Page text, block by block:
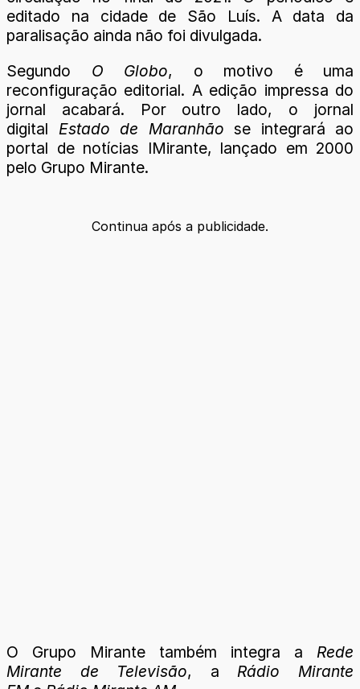
editado na cidade de São Luís. A data da
paralisação ainda não foi divulgada.
Segundo O Globo, o motivo é uma
reconfiguração editorial. A edição impressa do
jornal acabará. Por outro lado, o jornal
digital Estado de Maranhão se integrará ao
portal de notícias IMirante, lançado em 2000
pelo Grupo Mirante.
Continua após a publicidade.
O Grupo Mirante também integra a Rede
Mirante de Televisão, aRádio Mirante